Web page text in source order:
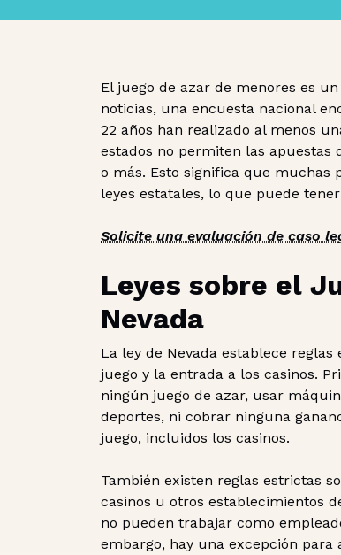
El juego de azar de menores es
noticias, una encuesta nacional
22 años han realizado al menos
estados no permiten las apuestas
o más. Esto significa que muchas
leyes estatales, lo que puede
Solicite una evaluación de caso
Leyes sobre el
Nevada
La ley de Nevada establece
juego y la entrada a los casinos.
ningún juego de azar, usar
deportes, ni cobrar ninguna
juego, incluidos los casinos.
También existen reglas estrictas
casinos u otros establecimientos
no pueden trabajar como
embargo, hay una excepción para